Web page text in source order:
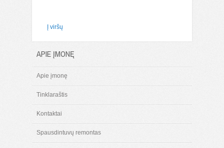
Į viršų
APIE ĮMONĘ
Apie įmonę
Tinklaraštis
Kontaktai
Spausdintuvų remontas